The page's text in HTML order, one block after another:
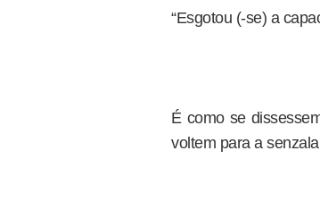
“Esgotou (-se) a
É como se
voltem para a senzala